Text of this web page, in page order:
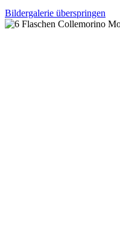
Bildergalerie überspringen